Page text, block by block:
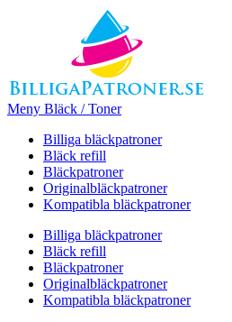
Meny Bläck / Toner
Billiga bläckpatroner
Bläck refill
Bläckpatroner
Originalbläckpatroner
Kompatibla bläckpatroner
Billiga bläckpatroner
Bläck refill
Bläckpatroner
Originalbläckpatroner
Kompatibla bläckpatroner